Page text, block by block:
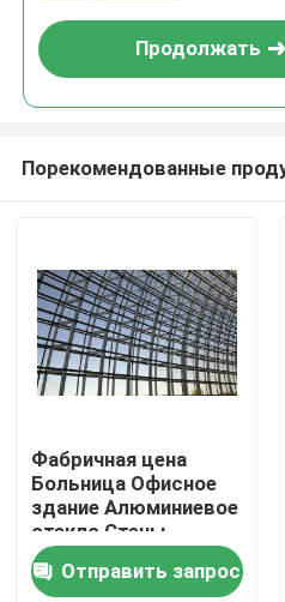
Продукты
О нас
Продолжать
Порекомендованные
Фабричная цена
Больница Офисное
здание Алюминиевое
стекло Стены
занавески Фасад
свободный дизайн
Отправить запрос